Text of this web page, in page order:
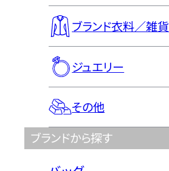
ブランド衣料／雑貨
ジュエリー
その他
ブランドから探す